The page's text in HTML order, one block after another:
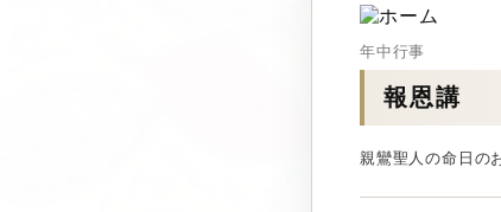
年中行事
報恩講
親鸞聖人の命日の